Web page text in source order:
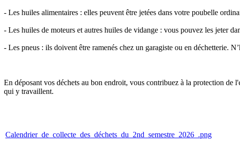
- Les huiles alimentaires : elles peuvent être jetées dans votre poubelle
- Les huiles de moteurs et autres huiles de vidange : vous pouvez les jeter
- Les pneus : ils doivent être ramenés chez un garagiste ou en déchetterie.
En déposant vos déchets au bon endroit, vous contribuez à la protection
qui y travaillent.
Calendrier_de_collecte_des_déchets_du_2nd_semestre_2026_.png